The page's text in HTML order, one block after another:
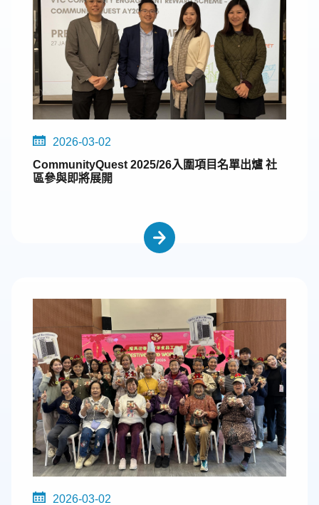
2026-03-02
CommunityQuest 2025/26入圍項目名單出爐 社
區參與即將展開
2026-03-02